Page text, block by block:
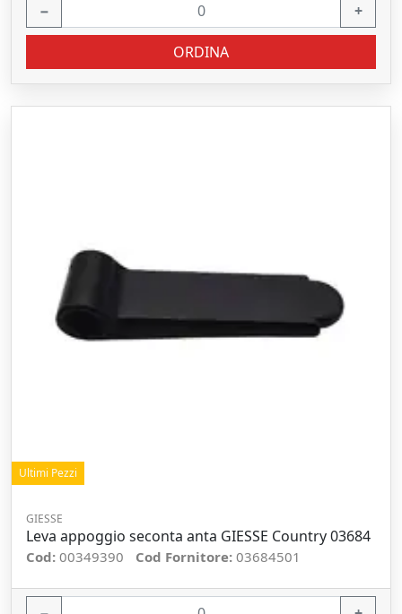
− +
ORDINA
Ultimi Pezzi
GIESSE
Leva appoggio seconta anta GIESSE Country 03684
Cod: 00349390 Cod Fornitore: 03684501